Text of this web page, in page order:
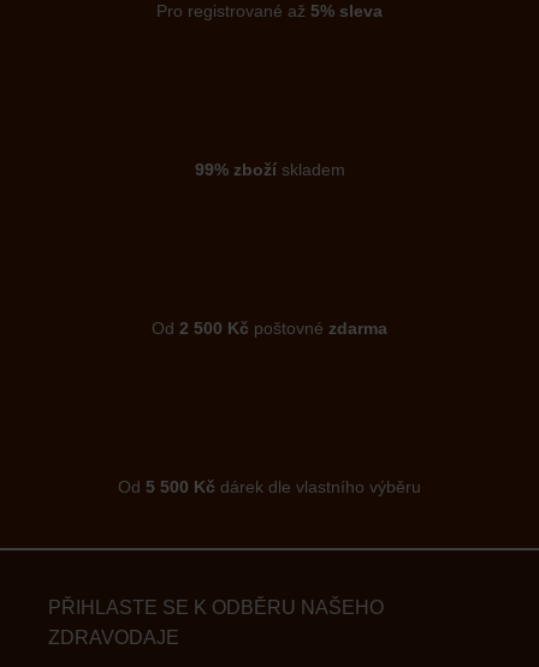
Pro registrované až 5% sleva
99% zbožískladem
Od 2 500 Kč poštovné zdarma
Od 5 500 Kč dárek dle vlastního výběru
PŘIHLASTE SE K ODBĚRU NAŠEHO
ZDRAVODAJE